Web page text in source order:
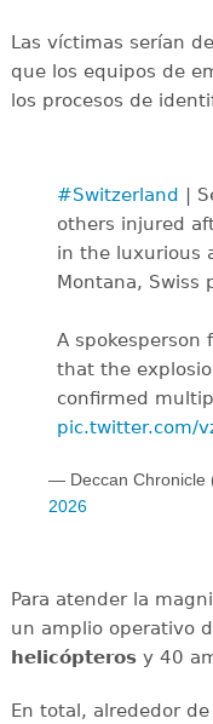
Las víctimas serían
que los equipos de
los procesos de
#Switzerland |
others injured
in the luxurious
Montana, Swiss
A spokesperson
that the
confirmed
pic.twitter.com/
— Deccan Chronicle
2026
Para atender la
un amplio operativo
helicópterosy 40
En total, alrededor